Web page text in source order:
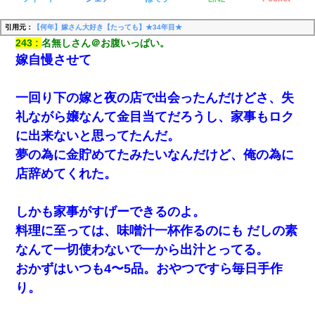
引用元： 【何年】嫁さん大好き【たっても】★34年目★
243 名無しさん＠お腹いっぱい。
嫁自慢させて
一回り下の嫁と夜の店で出会ったんだけどさ、失
礼ながら嬢なんて金目当てだろうし、家事もロク
に出来ないと思ってたんだ。
夢の為に金貯めてたみたいなんだけど、俺の為に
店辞めてくれた。
しかも家事がすげーできるのよ。
料理に至っては、味噌汁一杯作るのにも だしの素
なんて一切使わないで一から出汁とってる。
おかずはいつも4〜5品。おやつですら毎日手作
り。